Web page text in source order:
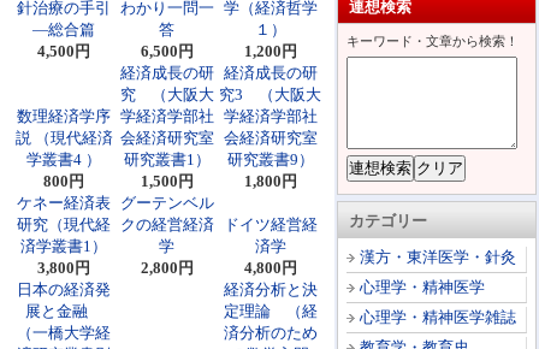
連想検索
キーワード・文章から検索！
カテゴリー
漢方・東洋医学・針灸
心理学・精神医学
心理学・精神医学雑誌
針治療の手引
―総合篇
4,500円
わかり一問一
答
6,500円
学（経済哲学
１）
1,200円
数理経済学序
説 （現代経済
学叢書4 ）
800円
経済成長の研
究 （大阪大
学経済学部社
会経済研究室
研究叢書1）
1,500円
経済成長の研
究3 （大阪大
学経済学部社
会経済研究室
研究叢書9）
1,800円
ケネー経済表
研究（現代経
済学叢書1）
3,800円
グーテンベル
クの経営経済
学
2,800円
ドイツ経営経
済学
4,800円
日本の経済発
展と金融
（一橋大学経
経済分析と決
定理論 （経
済分析のため